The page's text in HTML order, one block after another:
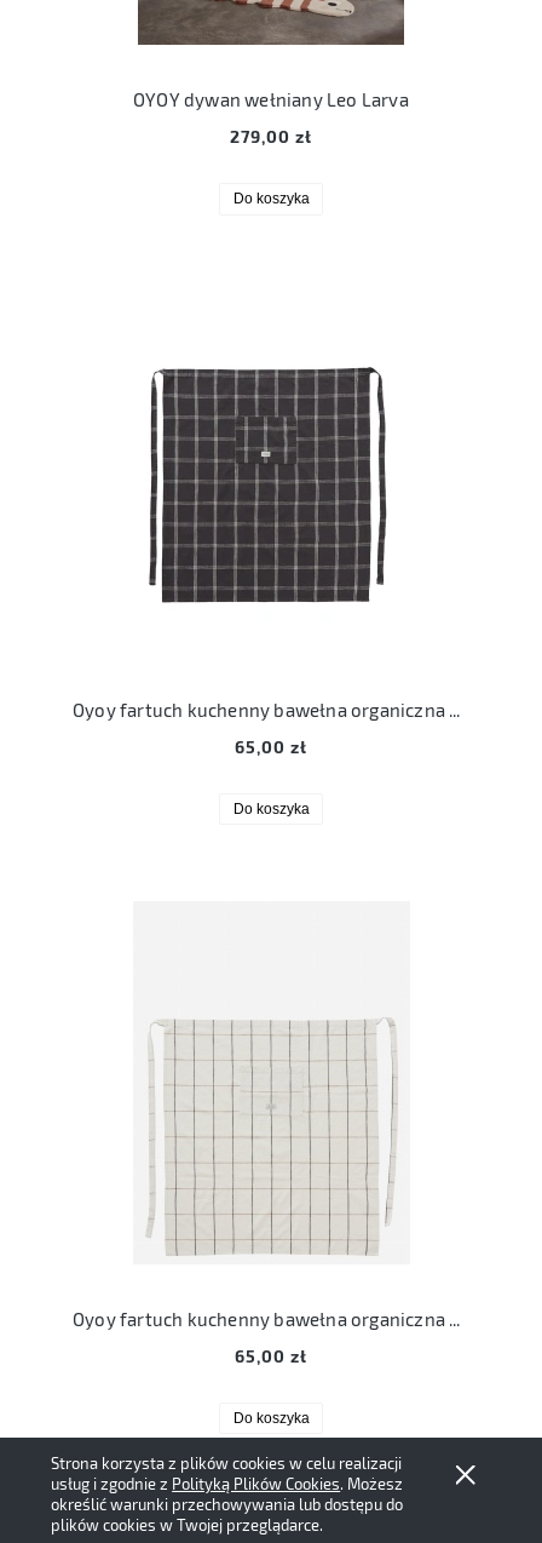
Strona korzysta z plików cookies w celu realizacji
usług i zgodnie z Polityką Plików Cookies. Możesz
określić warunki przechowywania lub dostępu do
plików cookies w Twojej przeglądarce.
OYOY dywan wełniany Leo Larva
279,00 zł
Do koszyka
65,00 zł
Do koszyka
Oyoy fartuch kuchenny bawełna organiczna Gobi apron off white caramel
65,00 zł
Do koszyka